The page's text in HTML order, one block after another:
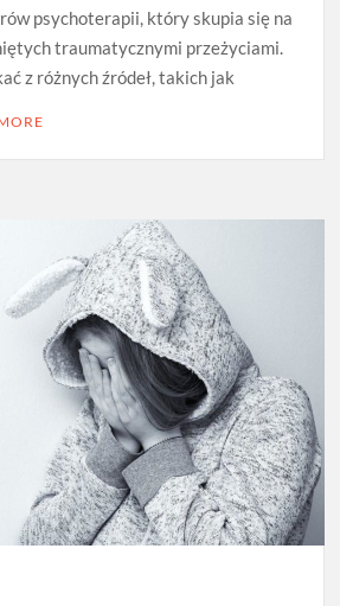
psychoterapii, który skupia się na
traumatycznymi przeżyciami.
z różnych źródeł, takich jak